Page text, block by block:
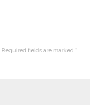
Required fields are marked *